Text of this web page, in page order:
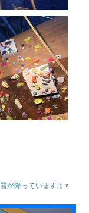
雪が降っていますよ »